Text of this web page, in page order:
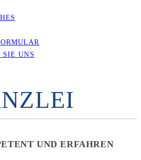
SIE UNS
UND ERFAHREN